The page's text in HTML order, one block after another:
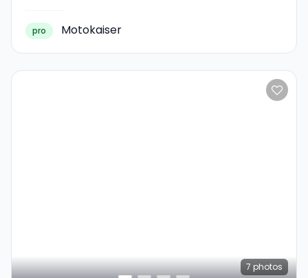
pro Motokaiser
7 photos